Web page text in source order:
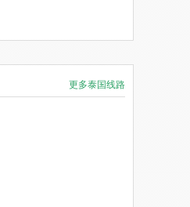
更多泰国线路